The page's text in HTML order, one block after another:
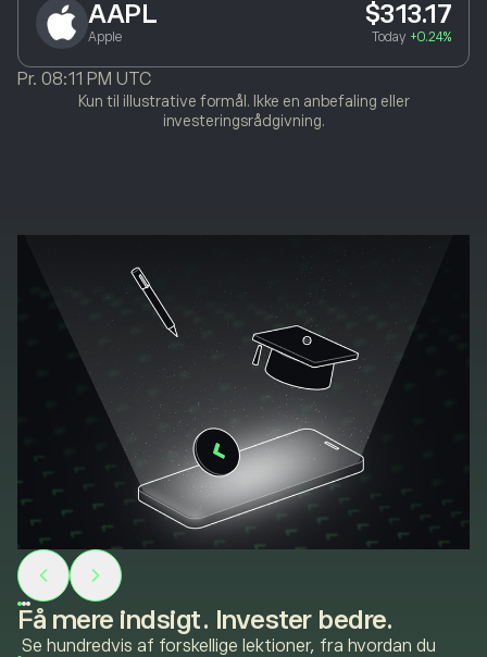
AAPL
Apple
$313.17
Today +0.24%
Pr. 08:11 PM UTC
Kun til illustrative formål. Ikke en anbefaling eller
investeringsrådgivning.
Få mere indsigt. Invester bedre.
Se hundredvis af forskellige lektioner, fra hvordan du